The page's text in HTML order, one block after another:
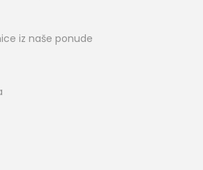
iz naše ponude